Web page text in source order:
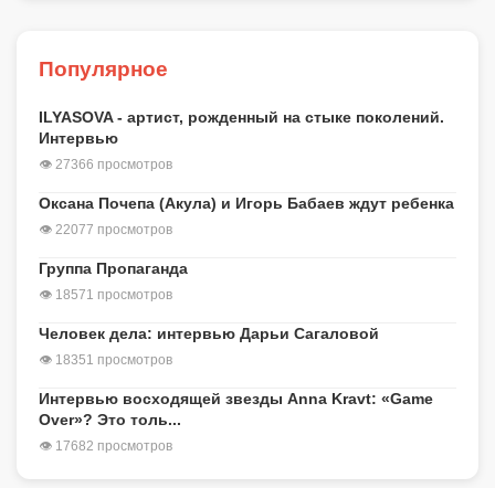
Популярное
ILYASOVA - артист, рожденный на стыке поколений.
Интервью
👁 27366 просмотров
Оксана Почепа (Акула) и Игорь Бабаев ждут ребенка
👁 22077 просмотров
Группа Пропаганда
👁 18571 просмотров
Человек дела: интервью Дарьи Сагаловой
👁 18351 просмотров
Интервью восходящей звезды Anna Kravt: «Game
Over»? Это толь...
👁 17682 просмотров